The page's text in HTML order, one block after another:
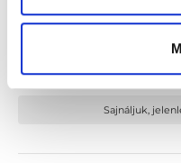
0.0
Platán
Sajnáljuk,